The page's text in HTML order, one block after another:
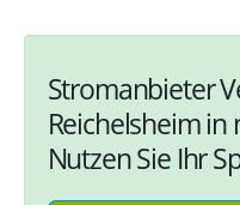
Stromanbieter
Reichelsheim
Nutzen Sie Ihr